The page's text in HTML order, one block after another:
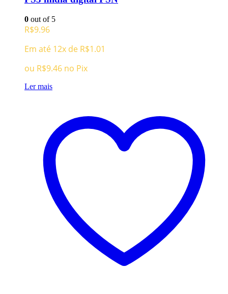
0 out of 5
R$9.96
Em até 12x de R$1.01
ou R$9.46 no Pix
Ler mais